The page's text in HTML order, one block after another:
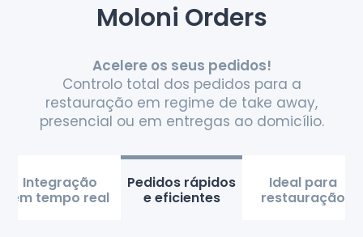
Moloni Orders
Acelere os seus pedidos!
Controlo total dos pedidos para a
restauração em regime de take away,
presencial ou em entregas ao domicílio.
Integração
em tempo real
Pedidos rápidos
e eficientes
Ideal para
restauração